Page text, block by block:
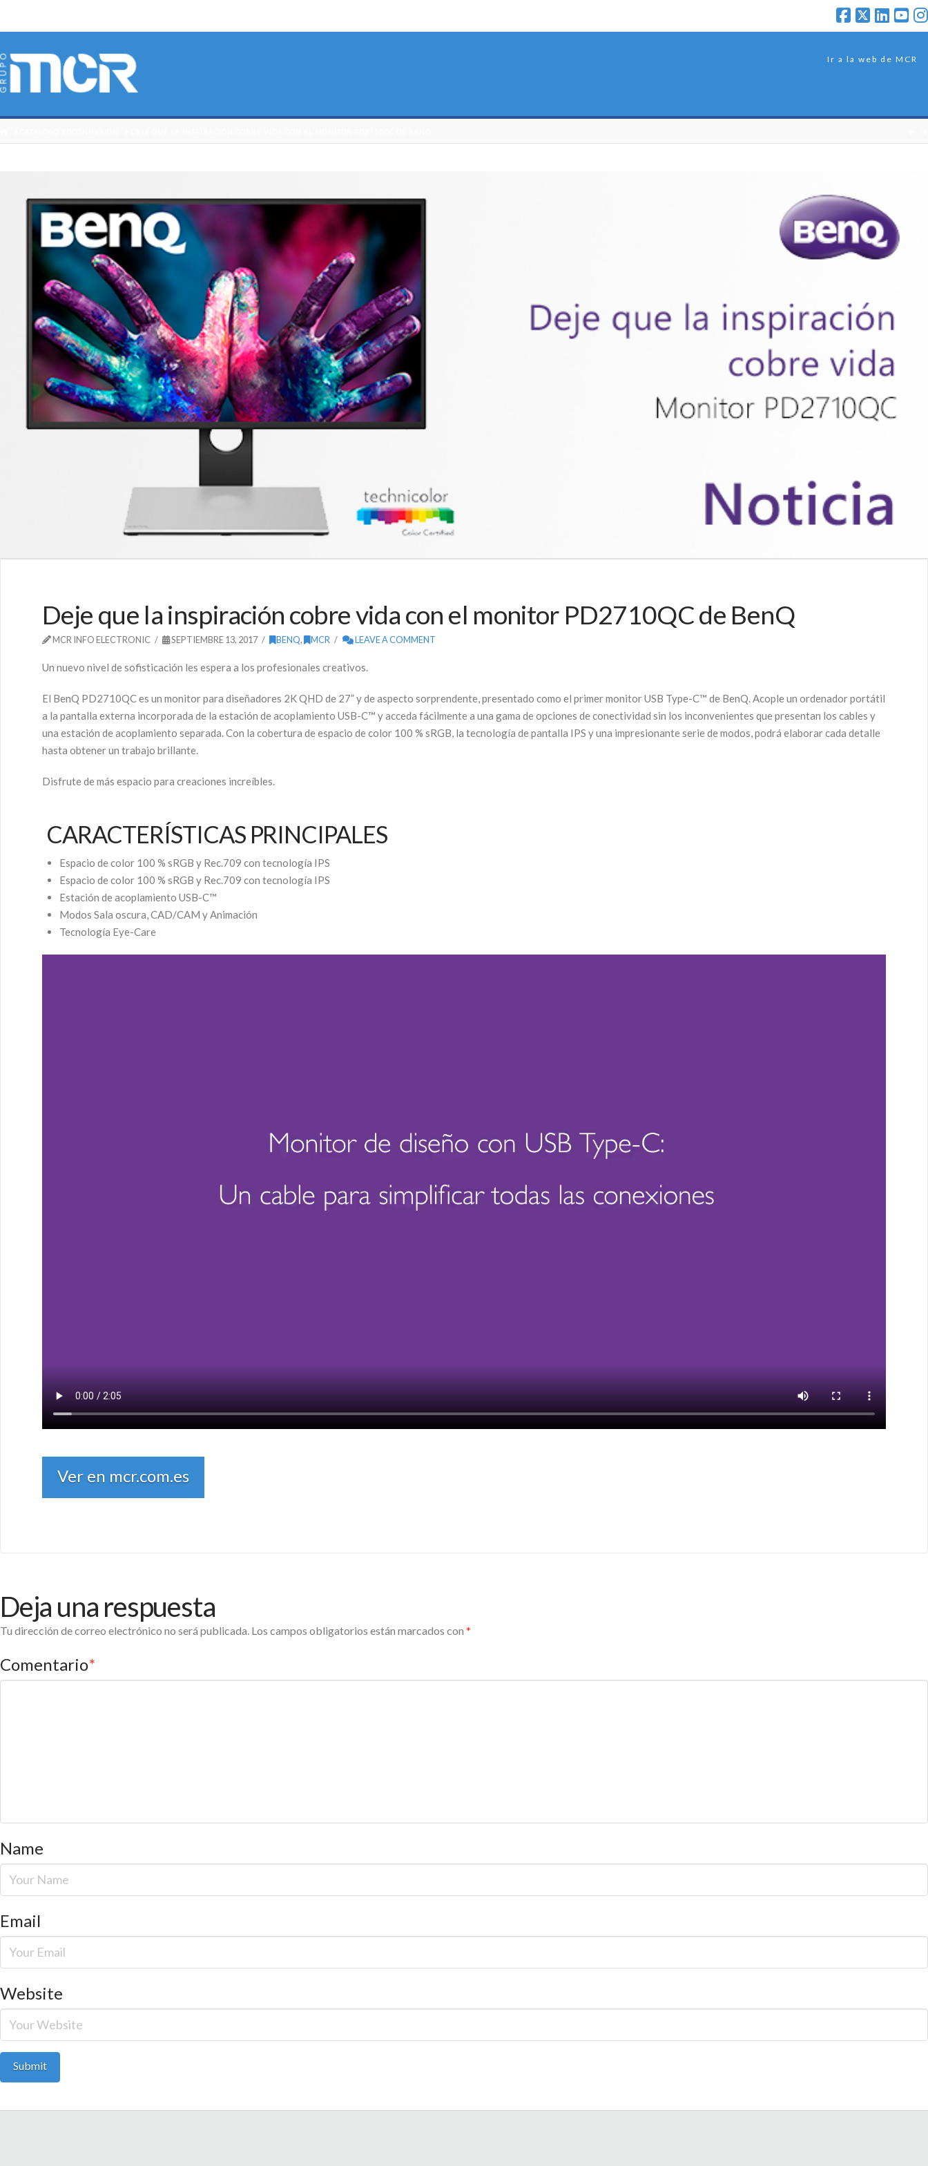
Ir a la web de MCR
Deje que la inspiración cobre vida con el monitor PD2710QC de BenQ
MCR INFO ELECTRONIC SEPTIEMBRE 13, 2017 BENQ, MCR LEAVE A COMMENT
Un nuevo nivel de sofisticación les espera a los profesionales creativos.
El BenQ PD2710QC es un monitor para diseñadores 2K QHD de 27” y de aspecto sorprendente, presentado como el primer monitor USB Type-C™ de BenQ. Acople un ordenador portátil
a la pantalla externa incorporada de la estación de acoplamiento USB-C™ y acceda fácilmente a una gama de opciones de conectividad sin los inconvenientes que presentan los cables y
una estación de acoplamiento separada. Con la cobertura de espacio de color 100 % sRGB, la tecnología de pantalla IPS y una impresionante serie de modos, podrá elaborar cada detalle
hasta obtener un trabajo brillante.
Disfrute de más espacio para creaciones increíbles.
CARACTERÍSTICAS PRINCIPALES
Espacio de color 100 % sRGB y Rec.709 con tecnología IPS
Espacio de color 100 % sRGB y Rec.709 con tecnología IPS
Estación de acoplamiento USB-C™
Modos Sala oscura, CAD/CAM y Animación
Tecnología Eye-Care
Ver en mcr.com.es
Deja una respuesta
Tu dirección de correo electrónico no será publicada. Los campos obligatorios están marcados con *
Comentario*
Name
Email
Website